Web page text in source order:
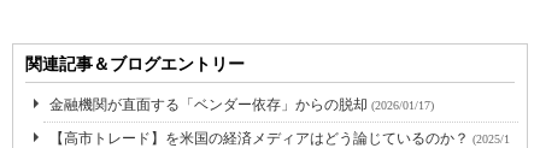
関連記事＆ブログエントリー
金融機関が直面する「ベンダー依存」からの脱却 (2026/01/17)
【高市トレード】を米国の経済メディアはどう論じているのか？ (2025/1